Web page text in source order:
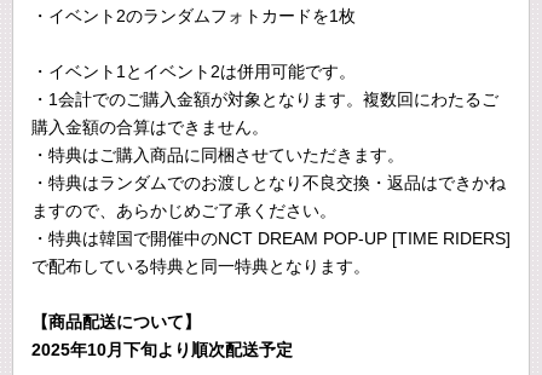
・イベント2のランダムフォトカードを1枚
・イベント1とイベント2は併用可能です。
・1会計でのご購入金額が対象となります。複数回にわたるご
購入金額の合算はできません。
・特典はご購入商品に同梱させていただきます。
・特典はランダムでのお渡しとなり不良交換・返品はできかね
ますので、あらかじめご了承ください。
・特典は韓国で開催中のNCT DREAM POP-UP [TIME RIDERS]
で配布している特典と同一特典となります。
【商品配送について】
2025年10月下旬より順次配送予定